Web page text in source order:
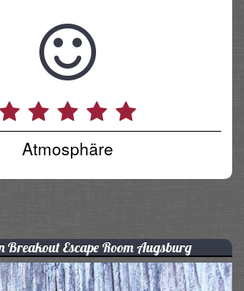
Atmosphäre
Breakout Escape Room Augsburg